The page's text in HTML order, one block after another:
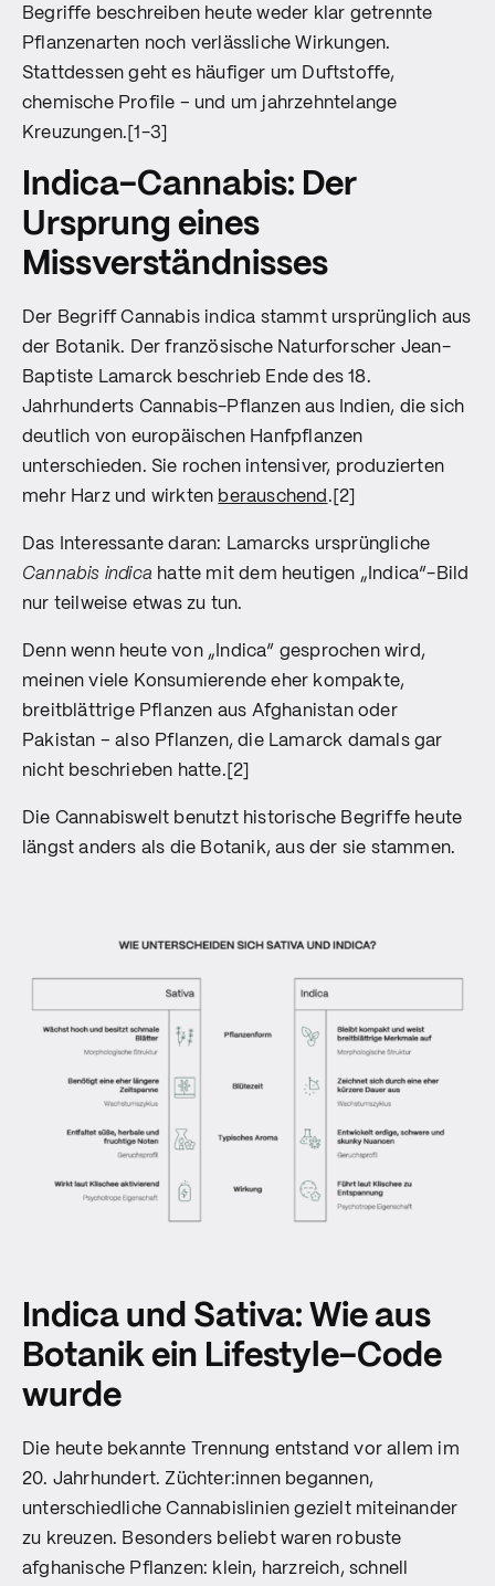
Begriffe beschreiben heute weder klar getrennte
Pflanzenarten noch verlässliche Wirkungen.
Stattdessen geht es häufiger um Duftstoffe,
chemische Profile – und um jahrzehntelange
Kreuzungen.[1-3]
Indica-Cannabis: Der
Ursprung eines
Missverständnisses
Der Begriff Cannabis indica stammt ursprünglich aus
der Botanik. Der französische Naturforscher Jean-
Baptiste Lamarck beschrieb Ende des 18.
Jahrhunderts Cannabis-Pflanzen aus Indien, die sich
deutlich von europäischen Hanfpflanzen
unterschieden. Sie rochen intensiver, produzierten
mehr Harz und wirkten berauschend .[2]
Das Interessante daran: Lamarcks ursprüngliche
Cannabis indica hatte mit dem heutigen „Indica“-Bild
nur teilweise etwas zu tun.
Denn wenn heute von „Indica“ gesprochen wird,
meinen viele Konsumierende eher kompakte,
breitblättrige Pflanzen aus Afghanistan oder
Pakistan – also Pflanzen, die Lamarck damals gar
nicht beschrieben hatte.[2]
Die Cannabiswelt benutzt historische Begriffe heute
längst anders als die Botanik, aus der sie stammen.
Indica und Sativa: Wie aus
Botanik ein Lifestyle-Code
wurde
Die heute bekannte Trennung entstand vor allem im
20. Jahrhundert. Züchter:innen begannen,
unterschiedliche Cannabislinien gezielt miteinander
zu kreuzen. Besonders beliebt waren robuste
afghanische Pflanzen: klein, harzreich, schnell